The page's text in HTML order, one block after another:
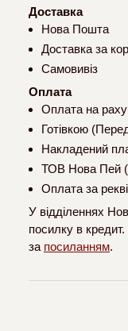
Доставка
Нова Пошта
Доставка за
Самовивіз
Оплата
Оплата на
Готівкою
Накладений
ТОВ Нова Пей
Оплата за
У відділеннях
посилку в
за посиланням.